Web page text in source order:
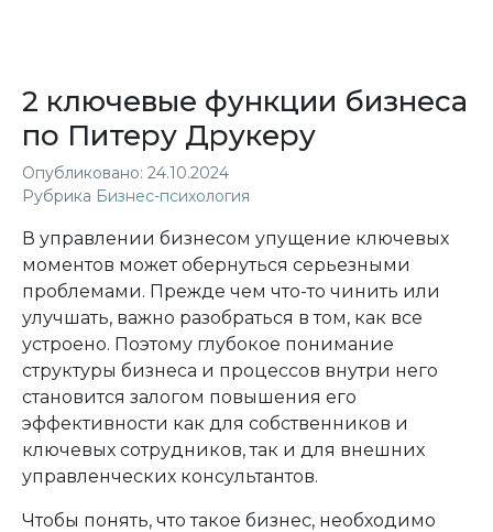
Опубликовано: 24.10.2024
Рубрика Бизнес-психология
2 ключевые функции бизнеса
по Питеру Друкеру
В управлении бизнесом упущение ключевых
моментов может обернуться серьезными
проблемами. Прежде чем что-то чинить или
улучшать, важно разобраться в том, как все
устроено. Поэтому глубокое понимание
структуры бизнеса и процессов внутри него
становится залогом повышения его
эффективности как для собственников и
ключевых сотрудников, так и для внешних
управленческих консультантов.
Чтобы понять, что такое бизнес, необходимо